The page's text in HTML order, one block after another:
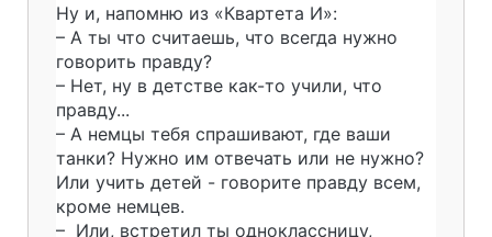
Ну и, напомню из «Квартета И»:
– А ты что считаешь, что всегда нужно
говорить правду?
– Нет, ну в детстве как-то учили, что
правду...
– А немцы тебя спрашивают, где ваши
танки? Нужно им отвечать или не нужно?
Или учить детей - говорите правду всем,
кроме немцев.
– Или, встретил ты одноклассницу,